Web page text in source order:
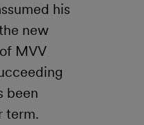
his
new
MVV
been
term.